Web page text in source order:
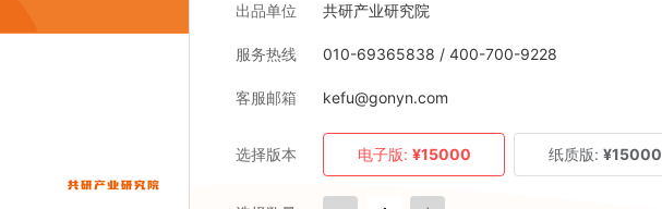
出品单位 共研产业研究院
服务热线 010-69365838 / 400-700-9228
客服邮箱 kefu@gonyn.com
选择版本 电子版: ¥15000 纸质版: ¥15000